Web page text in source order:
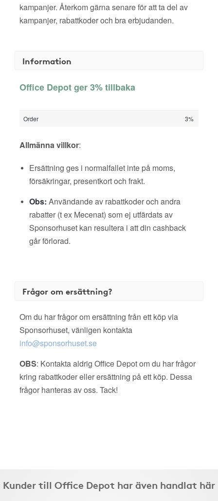
kampanjer. Återkom gärna senare för att ta del av
kampanjer, rabattkoder och bra erbjudanden.
Information
Office Depot ger 3% tillbaka
Order 3%
Allmänna villkor:
Ersättning ges i normalfallet inte på moms,
försäkringar, presentkort och frakt.
Obs: Användande av rabattkoder och andra
rabatter (t ex Mecenat) som ej utfärdats av
Sponsorhuset kan resultera i att din cashback
går förlorad.
Frågor om ersättning?
Om du har frågor om ersättning från ett köp via
Sponsorhuset, vänligen kontakta
info@sponsorhuset.se
OBS: Kontakta aldrig Office Depot om du har frågor
kring rabattkoder eller ersättning på ett köp. Dessa
frågor hanteras av oss. Tack!
Kunder till Office Depot har även handlat här